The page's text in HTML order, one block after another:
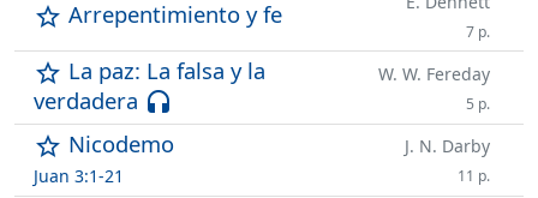
star_outline Arrepentimiento y fe
7 p.
star_outline La paz: La falsa y la
verdadera headset
W. W. Fereday
5 p.
star_outline Nicodemo
Juan 3:1-21
J. N. Darby
11 p.